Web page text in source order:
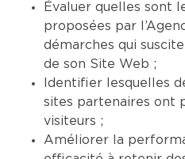
Évaluer quelles sont
proposées par
démarches qui
de son Site Web ;
Identifier lesquelles
sites partenaires ont
visiteurs ;
Améliorer la